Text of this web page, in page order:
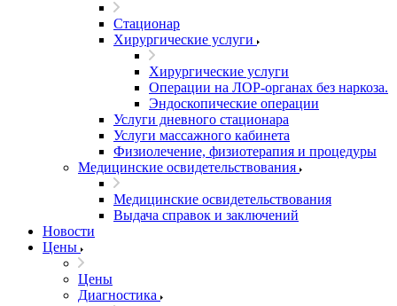
Стационар
Хирургические услуги
Хирургические услуги
Операции на ЛОР-органах без наркоза.
Эндоскопические операции
Услуги дневного стационара
Услуги массажного кабинета
Физиолечение, физиотерапия и процедуры
Медицинские освидетельствования
Медицинские освидетельствования
Выдача справок и заключений
Новости
Цены
Цены
Диагностика